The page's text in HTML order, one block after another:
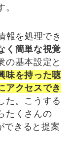
報を処理でき
く簡単な視覚
の基本設定と
味を持った聴
アクセスでき
た。こうする
たくさんの
できると提案